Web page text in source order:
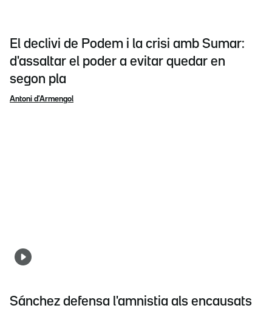
El declivi de Podem i la crisi amb Sumar:
d'assaltar el poder a evitar quedar en
segon pla
Antoni d'Armengol
Sánchez defensa l'amnistia als encausats